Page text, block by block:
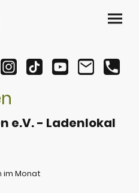
e.V. - Ladenlokal
im Monat